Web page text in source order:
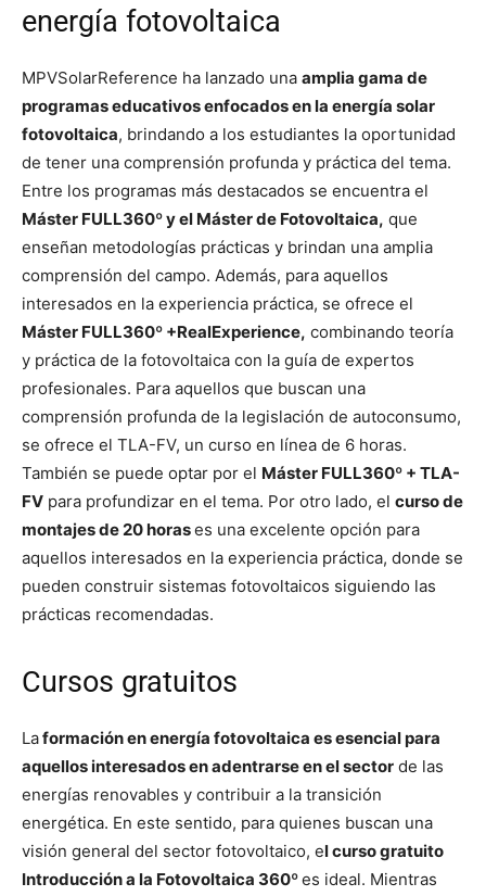
energía fotovoltaica
MPVSolarReference ha lanzado una amplia gama de
programas educativos enfocados en la energía solar
fotovoltaica, brindando a los estudiantes la oportunidad
de tener una comprensión profunda y práctica del tema.
Entre los programas más destacados se encuentra el
Máster FULL360º y el Máster de Fotovoltaica, que
enseñan metodologías prácticas y brindan una amplia
comprensión del campo. Además, para aquellos
interesados en la experiencia práctica, se ofrece el
Máster FULL360º +RealExperience, combinando teoría
y práctica de la fotovoltaica con la guía de expertos
profesionales. Para aquellos que buscan una
comprensión profunda de la legislación de autoconsumo,
se ofrece el TLA-FV, un curso en línea de 6 horas.
También se puede optar por el Máster FULL360º + TLA-
FV para profundizar en el tema. Por otro lado, el curso de
montajes de 20 horases una excelente opción para
aquellos interesados en la experiencia práctica, donde se
pueden construir sistemas fotovoltaicos siguiendo las
prácticas recomendadas.
Cursos gratuitos
Laformación en energía fotovoltaica es esencial para
aquellos interesados en adentrarse en el sector de las
energías renovables y contribuir a la transición
energética. En este sentido, para quienes buscan una
visión general del sector fotovoltaico, el curso gratuito
Introducción a la Fotovoltaica 360ºes ideal. Mientras